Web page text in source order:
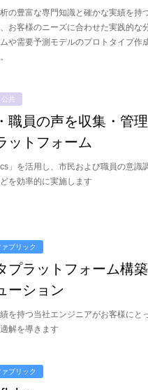
の豊富な専門知識と確かな実績を持
お客様のニーズに合わせた実践的な
や需要予測モデルのプロトタイプ作
公共
職員の声を収集・管
ットフォーム
」を活用し、市民および職員の意識
を効率的に実施します
ブリック
プラットフォーム構
ーション
を持つ当社エンジニアがお客様にと
解を導きます
ブリック